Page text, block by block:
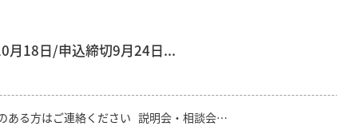
月18日/申込締切9月24日...
ある方はご連絡ください 説明会・相談会…